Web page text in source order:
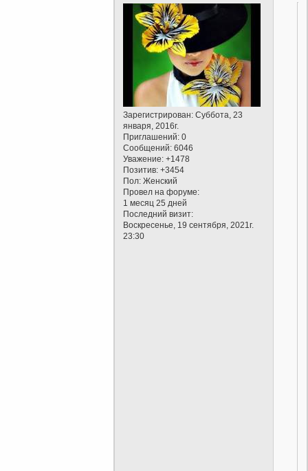
Зарегистрирован: Суббота, 23
января, 2016г.
Приглашений: 0
Сообщений: 6046
Уважение: +1478
Позитив: +3454
Пол: Женский
Провел на форуме:
1 месяц 25 дней
Последний визит:
Воскресенье, 19 сентября, 2021г.
23:30